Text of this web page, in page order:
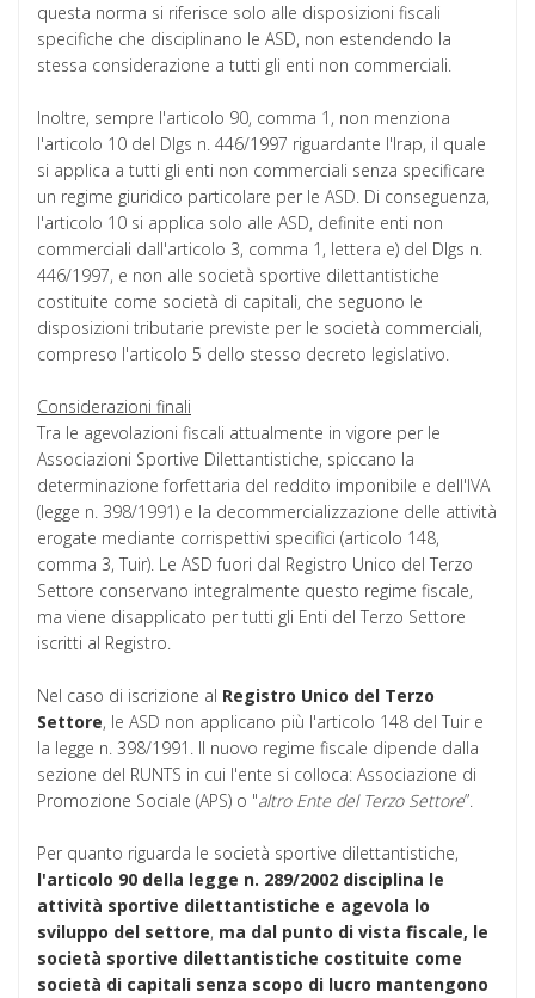
questa norma si riferisce solo alle disposizioni fiscali
specifiche che disciplinano le ASD, non estendendo la
stessa considerazione a tutti gli enti non commerciali.
Inoltre, sempre l'articolo 90, comma 1, non menziona
l'articolo 10 del Dlgs n. 446/1997 riguardante l'Irap, il quale
si applica a tutti gli enti non commerciali senza specificare
un regime giuridico particolare per le ASD. Di conseguenza,
l'articolo 10 si applica solo alle ASD, definite enti non
commerciali dall'articolo 3, comma 1, lettera e) del Dlgs n.
446/1997, e non alle società sportive dilettantistiche
costituite come società di capitali, che seguono le
disposizioni tributarie previste per le società commerciali,
compreso l'articolo 5 dello stesso decreto legislativo.
Considerazioni finali
Tra le agevolazioni fiscali attualmente in vigore per le
Associazioni Sportive Dilettantistiche, spiccano la
determinazione forfettaria del reddito imponibile e dell'IVA
(legge n. 398/1991) e la decommercializzazione delle attività
erogate mediante corrispettivi specifici (articolo 148,
comma 3, Tuir). Le ASD fuori dal Registro Unico del Terzo
Settore conservano integralmente questo regime fiscale,
ma viene disapplicato per tutti gli Enti del Terzo Settore
iscritti al Registro.
Nel caso di iscrizione al Registro Unico del Terzo
Settore, le ASD non applicano più l'articolo 148 del Tuir e
la legge n. 398/1991. Il nuovo regime fiscale dipende dalla
sezione del RUNTS in cui l'ente si colloca: Associazione di
Promozione Sociale (APS) o "altro Ente del Terzo Settore”.
Per quanto riguarda le società sportive dilettantistiche,
l'articolo 90 della legge n. 289/2002 disciplina le
attività sportive dilettantistiche e agevola lo
sviluppo del settore, ma dal punto di vista fiscale, le
società sportive dilettantistiche costituite come
società di capitali senza scopo di lucro mantengono